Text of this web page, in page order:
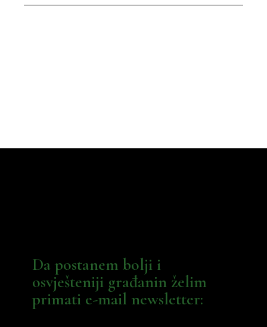
Da postanem bolji i
osvješteniji građanin želim
primati e-mail newsletter: